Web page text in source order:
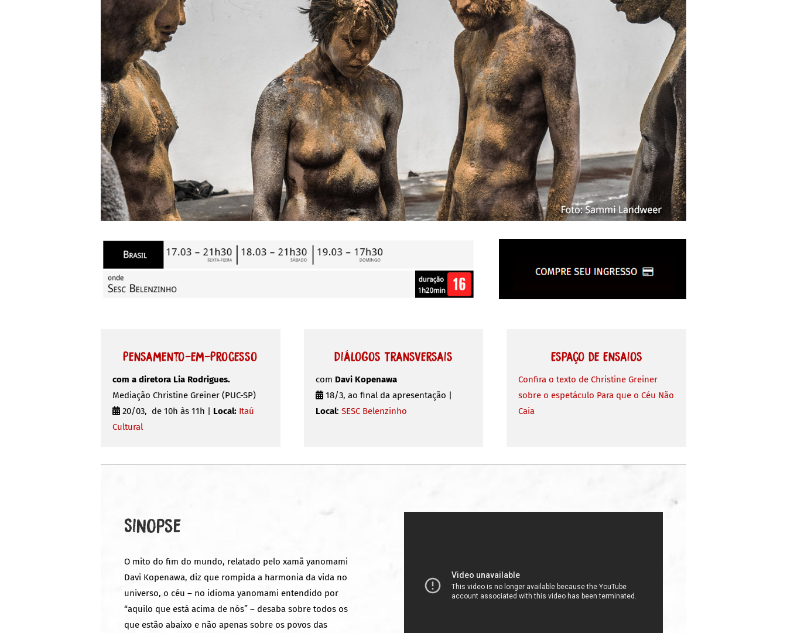
Pensamento-em-Processo
com a diretora Lia Rodrigues.
Mediação Christine Greiner (PUC-SP)
20/03, de 10h às 11h | Local: Itaú
Cultural
Diálogos Transversais
com Davi Kopenawa
18/3, ao final da apresentação |
Local: SESC Belenzinho
Espaço de Ensaios
Confira o texto de Christine Greiner
sobre o espetáculo Para que o Céu Não
Caia
Sinopse
O mito do fim do mundo, relatado pelo xamã yanomami
Davi Kopenawa, diz que rompida a harmonia da vida no
universo, o céu – no idioma yanomami entendido por
“aquilo que está acima de nós” – desaba sobre todos os
que estão abaixo e não apenas sobre os povos das